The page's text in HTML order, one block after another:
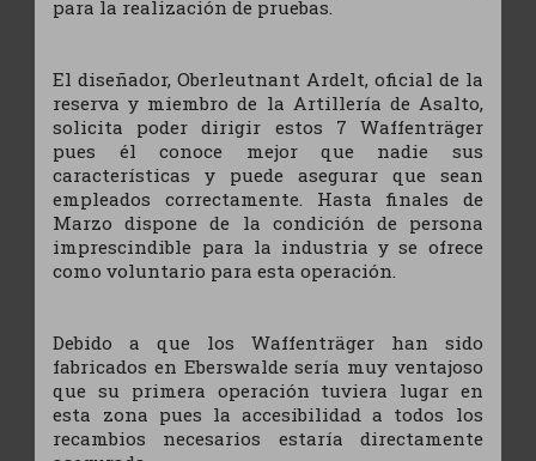
para la realización de pruebas.
El diseñador, Oberleutnant Ardelt, oficial de la
reserva y miembro de la Artillería de Asalto,
solicita poder dirigir estos 7 Waffenträger
pues él conoce mejor que nadie sus
características y puede asegurar que sean
empleados correctamente. Hasta finales de
Marzo dispone de la condición de persona
imprescindible para la industria y se ofrece
como voluntario para esta operación.
Debido a que los Waffenträger han sido
fabricados en Eberswalde sería muy ventajoso
que su primera operación tuviera lugar en
esta zona pues la accesibilidad a todos los
recambios necesarios estaría directamente